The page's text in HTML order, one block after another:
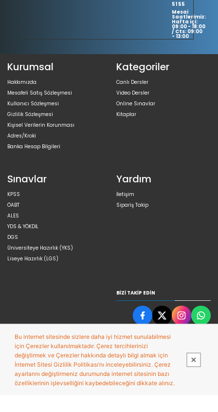
51 55
Mesai
Saatlerimiz:
Hafta içi:
09:00 - 18:00
/ Cts: 09:00
- 13:00
Kurumsal
Hakkımızda
Mesafeli Satış Sözleşmesi
Kullanıcı Sözleşmesi
Gizlilik Sözleşmesi
Kişisel Verilerin Korunması
Adres/Kroki
Banka Hesap Bilgileri
Kategoriler
Canlı Dersler
Video Dersler
Online Sınavlar
Kitaplar
Sınavlar
KPSS
ÖABT
ALES
YDS & YÖKDİL
DGS
Üniversiteye Hazırlık (YKS)
Liseye Hazırlık (LGS)
Yardım
İletişim
Sipariş Takip
BIZI TAKIP EDIN
Bu internet sitesinde sizlere daha iyi hizmet sunulabilmesi
için Çerezler kullanılmaktadır. Çerez tercihlerinizi
değiştirmek ve Çerezler hakkında detaylı bilgi almak için
İnternet Sitesi Gizlilik Politikası’nı inceleyebilirsiniz. Çerez
ayarlarını değiştirmeniz durumunda internet sitesinin bazı
özelliklerinin işlevselliğini kaybedebileceğini dikkate alınız.